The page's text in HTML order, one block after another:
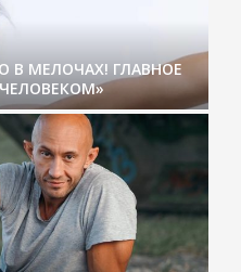
В МЕЛОЧАХ! ГЛАВНОЕ